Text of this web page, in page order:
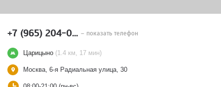
+7 (965) 204-0... – показать телефон
Царицыно (1.4 км, 17 мин)
Москва, 6-я Радиальная улица, 30